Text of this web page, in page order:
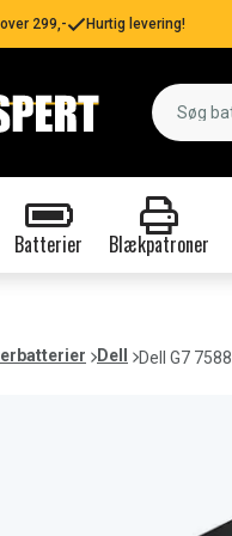
299,- Hurtig levering!
Batterier Blækpatroner
Dell Dell G7